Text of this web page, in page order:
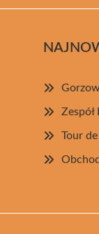
Tour